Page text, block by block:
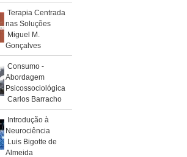
Terapia Centrada
nas Soluções
Miguel M.
Gonçalves
Consumo -
Abordagem
Psicossociológica
Carlos Barracho
Introdução à
Neurociência
Luis Bigotte de
Almeida